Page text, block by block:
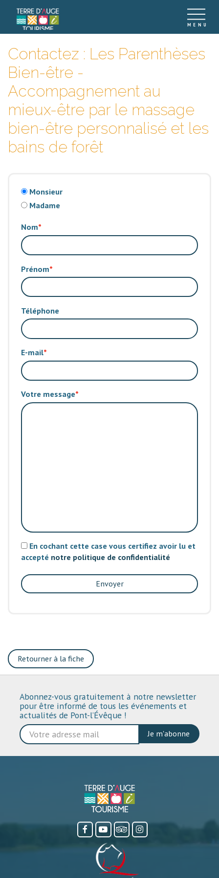
Contactez : Les Parenthèses
Bien-être -
Accompagnement au
mieux-être par le massage
bien-être personnalisé et les
bains de forêt
Monsieur
Madame
Nom
Prénom
Téléphone
E-mail
Votre message
En cochant cette case vous certifiez avoir lu et
accepté notre politique de confidentialité
Envoyer
Retourner à la fiche
Abonnez-vous gratuitement à notre newsletter
pour être informé de tous les événements et
actualités de Pont-l’Évêque !
Je m'abonne